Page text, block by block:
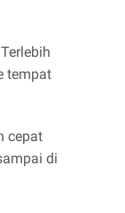
tempat
cepat
di